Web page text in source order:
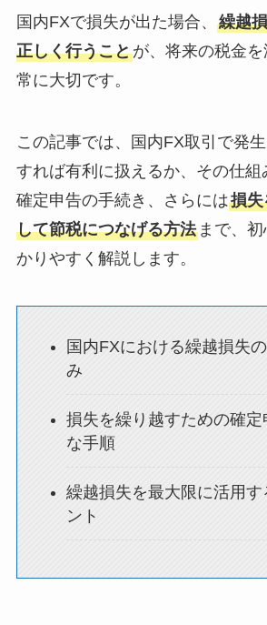
国内FXで損失が出た場合、 繰越
正しく行うことが、将来の税金
常に大切です。
この記事では、国内FX取引で発
すれば有利に扱えるか、その仕組
確定申告の手続き、さらには損失
して節税につなげる方法まで、
かりやすく解説します。
国内FXにおける繰越損失
み
損失を繰り越すための確
な手順
繰越損失を最大限に活用す
ント